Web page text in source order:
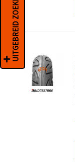
UITGEBREID ZOEKEN